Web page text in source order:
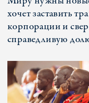
хочет заставить
корпорации и
справедливую